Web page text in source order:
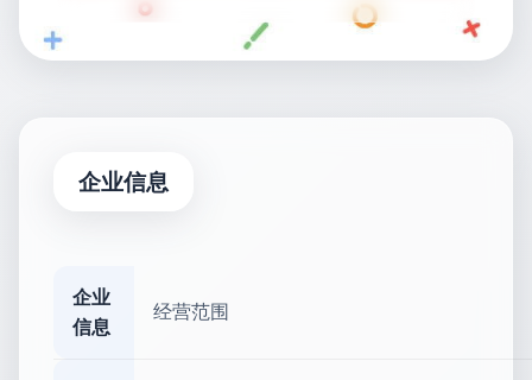
企业信息
企业
信息
经营范围